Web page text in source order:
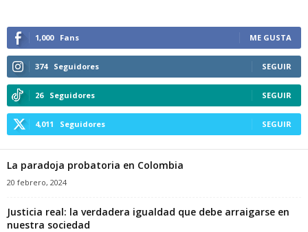
1,000 Fans ME GUSTA
374 Seguidores SEGUIR
26 Seguidores SEGUIR
4,011 Seguidores SEGUIR
La paradoja probatoria en Colombia
20 febrero, 2024
Justicia real: la verdadera igualdad que debe arraigarse en
nuestra sociedad